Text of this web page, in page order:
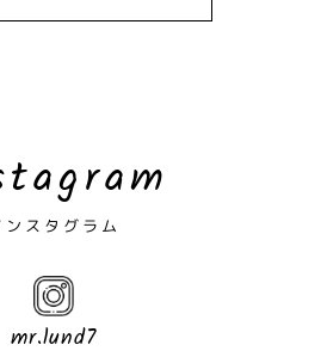
ンスタグラム
mr.lund7